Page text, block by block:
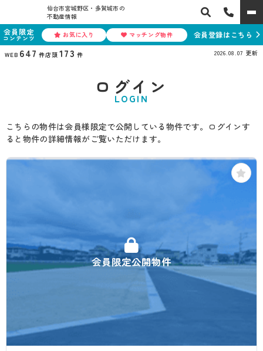
仙台市宮城野区・多賀城市の
不動産情報
会員限定
コンテンツ お気に入り マッチング物件 会員登録はこちら
WEB 647 件店頭 173 件 2026.08.07 更新
ログイン
LOGIN
こちらの物件は会員様限定で公開している物件です。ログインす
ると物件の詳細情報がご覧いただけます。
会員限定公開物件